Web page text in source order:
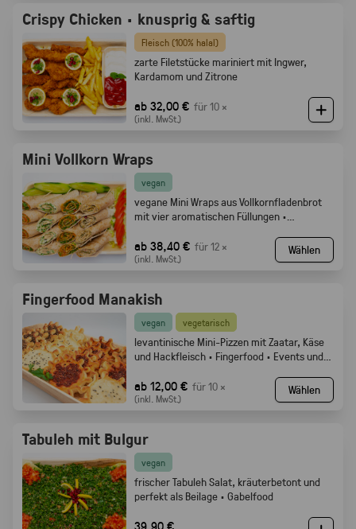
Crispy Chicken · knusprig & saftig
Fleisch (100% halal)
zarte Filetstücke mariniert mit Ingwer,
Kardamom und Zitrone
ab 32,00 € für 10 ×
(inkl. MwSt.)
Mini Vollkorn Wraps
vegan
vegane Mini Wraps aus Vollkornfladenbrot
mit vier aromatischen Füllungen ·
ab 38,40 € für 12 ×
(inkl. MwSt.)
Wählen
Fingerfood Manakish
vegan vegetarisch
levantinische Mini-Pizzen mit Zaatar, Käse
und Hackfleisch · Fingerfood · Events und
ab 12,00 € für 10 ×
(inkl. MwSt.)
Wählen
Tabuleh mit Bulgur
vegan
frischer Tabuleh Salat, kräuterbetont und
perfekt als Beilage · Gabelfood
39,90 €